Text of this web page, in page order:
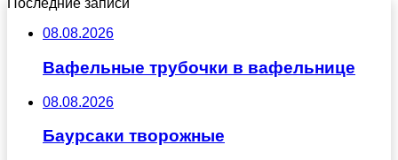
Последние записи
08.08.2026
Вафельные трубочки в вафельнице
08.08.2026
Баурсаки творожные